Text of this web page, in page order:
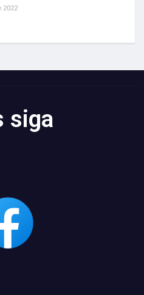
2022
siga